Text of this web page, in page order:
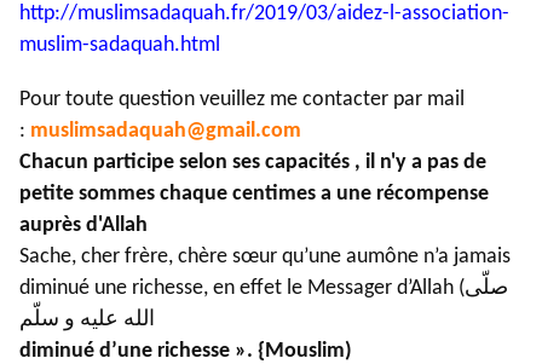
http://muslimsadaquah.fr/2019/03/aidez-l-association-
muslim-sadaquah.html
Pour toute question veuillez me contacter par mail
: muslimsadaquah@gmail.com
Chacun participe selon ses capacités , il n'y a pas de
petite sommes chaque centimes a une récompense
auprès d'Allah
Sache, cher frère, chère sœur qu’une aumône n’a jamais
diminué une richesse, en effet le Messager d’Allah (صلّى
diminué d’une richesse ». {Mouslim)